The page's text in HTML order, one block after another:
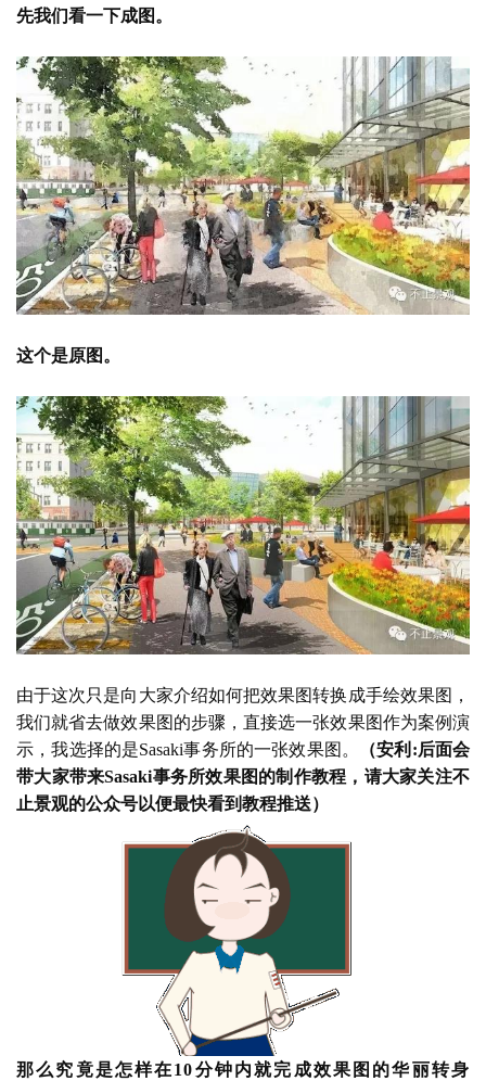
先我们看一下成图。
这个是原图。
由于这次只是向大家介绍如何把效果图转换成手绘效果图，
我们就省去做效果图的步骤，直接选一张效果图作为案例演
示，我选择的是Sasaki事务所的一张效果图。 （安利 :后面会
带大家带来Sasaki事务所效果图的制作教程，请大家关注不
止景观的公众号以便最快看到教程推送）
那么究竟是怎样在10分钟内就完成效果图的华丽转身